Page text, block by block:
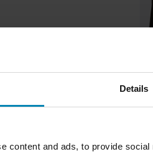
Details
content and ads, to provide
Aikuinen